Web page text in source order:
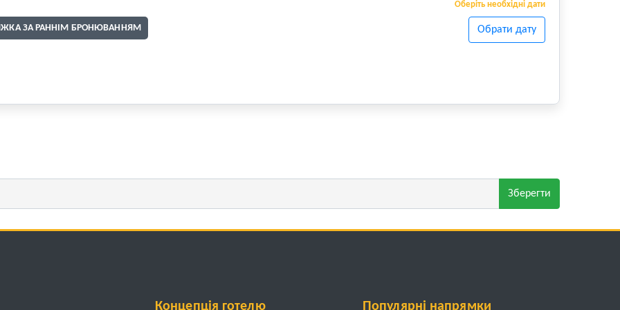
ЗА РАННІМ БРОНЮВАННЯМ
Оберіть необхідні дати
Обрати дату
Зберегти
Концепція готелю Популярні напрямки